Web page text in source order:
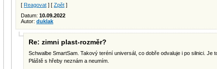
[ Reagovat ] [ Zpět ]
Datum: 10.09.2022
Autor: duklak
Re: zimni plast-rozměr?
Schwalbe SmartSam. Takový teréní universál, co dobře odvaluje i po silnici. Je
Pláště s hřeby neznám a neumím.